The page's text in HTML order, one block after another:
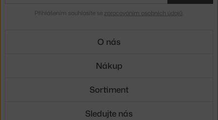
Přihlášením souhlasíte se zpracováním osobních údajů
O nás
Nákup
Sortiment
Sledujte nás